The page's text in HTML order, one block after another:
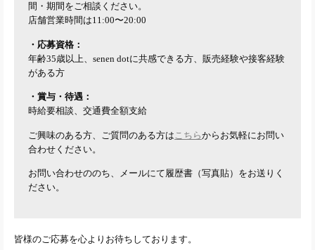
間・期間をご相談ください。
店舗営業時間は11:00〜20:00
・応募資格：
年齢35歳以上、senen dotに共感できる方、販売経験や接客経験
がある方
・賞与・待遇：
時給要相談、交通費全額支給
ご興味のある方、ご質問のある方は こちらからお気軽にお問い
合わせください。
お問い合わせののち、メールにて履歴書（写真貼）をお送りく
ださい。
皆様のご応募を心よりお待ちしております。